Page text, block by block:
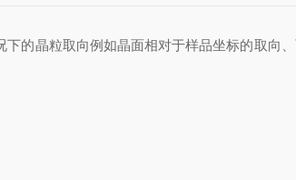
的晶粒取向例如晶面相对于样品坐标的取